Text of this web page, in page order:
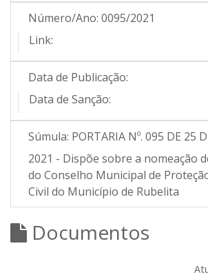
Número/Ano: 0095/2021
Link:
Data de Publicação:
Data de Sanção:
Súmula: PORTARIA Nº. 095 DE 25
2021 - Dispõe sobre a nomeação
do Conselho Municipal de
Civil do Município de Rubelita
Documentos